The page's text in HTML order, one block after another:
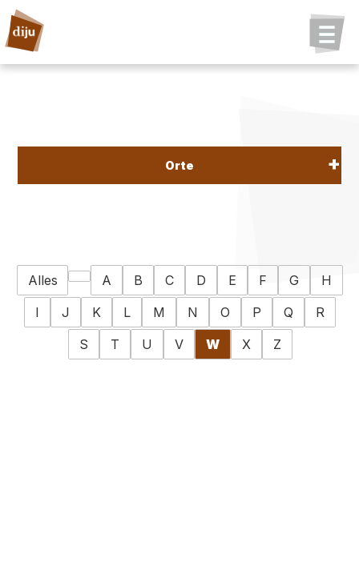
Orte
Alles A B C D E F G
H
I
J K L M N O P Q
R
S
T U V W X Z